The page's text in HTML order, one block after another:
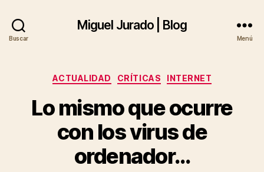
Buscar
Miguel Jurado | Blog
Menú
Categorías
ACTUALIDAD CRÍTICAS INTERNET
Lo mismo que ocurre
con los virus de
ordenador…